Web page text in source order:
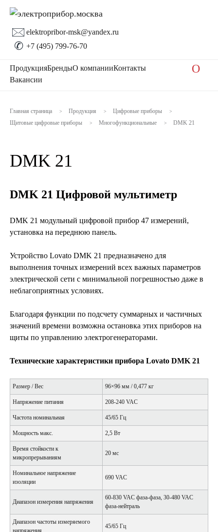
🖂 elektropribor-msk@yandex.ru
✆ +7 (495) 799-76-70
ПродукцияБрендыО компанииКонтакты
Вакансии
O
Главная страница > Продукция > Цифровые приборы >
Щитовые цифровые приборы > Многофункциональные > DMK 21
DMK 21
DMK 21 Цифровой мультиметр
DMK 21 модульный цифровой прибор 47 измерений,
установка на переднюю панель.
Устройство Lovato DMK 21 предназначено для
выполнения точных измерений всех важных параметров
электрической сети с минимальной погрешностью даже в
неблагоприятных условиях.
Благодаря функции по подсчету суммарных и частичных
значений времени возможна остановка этих приборов на
щиты по управлению электрогенераторами.
Технические характеристики прибора Lovato DMK 21
Размер / Вес 96×96 мм / 0,477 кг
Напряжение питания 208-240 VAC
Частота номинальная 45/65 Гц
Мощность макс. 2,5 Вт
Время стойкости к
микропрерываниям
20 мс
Номинальное напряжение
изоляции
690 VAC
Диапазон измерения напряжения
60-830 VAC фаза-фаза, 30-480 VAC
фаза-нейтраль
Диапазон частоты измеряемого
45/65 Гц